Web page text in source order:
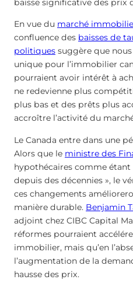
baisse significative des prix
En vue du marché
confluence des baisses de
politiques suggère que
unique pour l’immobilier
pourraient avoir intérêt à
ne redevienne plus
plus bas et des prêts plus
accroître l’activité du
Le Canada entre dans une
Alors que le ministre des
hypothécaires comme étant
depuis des décennies », le
ces changements
manière durable. Benjamin
adjoint chez CIBC Capital
réformes pourraient
immobilier, mais qu’en
l’augmentation de la
hausse des prix.